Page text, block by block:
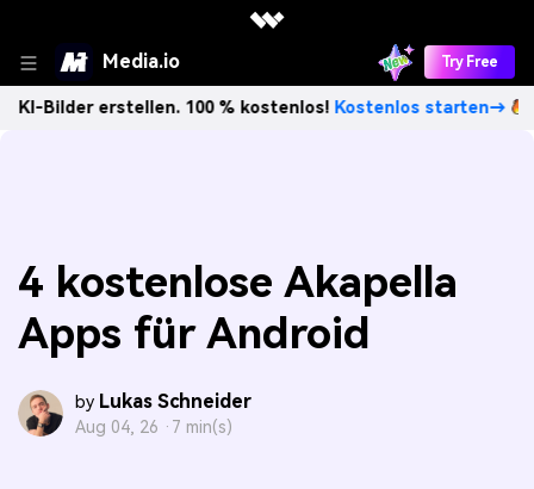
Media.io Try Free
erstellen. 100 % kostenlos!Kostenlos starten→
4 kostenlose Akapella
Apps für Android
by Lukas Schneider
Aug 04, 26 · 7 min(s)